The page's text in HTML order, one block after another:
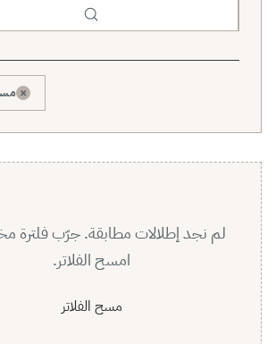
×
لم نجد إطلالات مطابقة. جرّب فلترة
امسح الفلاتر.
مسح الفلاتر